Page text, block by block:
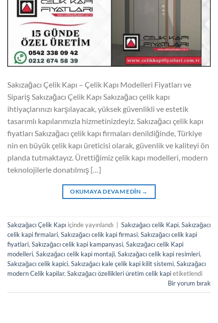
Sakızağacı Çelik Kapı – Çelik Kapı Modelleri Fiyatları ve
Sipariş Sakızağacı Çelik Kapı Sakızağacı çelik kapı
ihtiyaçlarınızı karşılayacak, yüksek güvenlikli ve estetik
tasarımlı kapılarımızla hizmetinizdeyiz. Sakızağacı çelik kapı
fiyatları Sakızağacı çelik kapı firmaları denildiğinde, Türkiye
nin en büyük çelik kapı üreticisi olarak, güvenlik ve kaliteyi ön
planda tutmaktayız. Ürettiğimiz çelik kapı modelleri, modern
teknolojilerle donatılmış […]
OKUMAYA DEVAM EDIN →
Sakızağacı Çelik Kapı içinde yayınlandı Sakızağacı celik Kapi, Sakızağacı
celik kapi firmalari, Sakızağacı celik kapi firmasi, Sakızağacı celik kapi
fiyatlari, Sakızağacı celik kapi kampanyasi, Sakızağacı celik Kapi
modelleri, Sakızağacı celik kapi montaji, Sakızağacı celik kapi resimleri,
Sakızağacı celik kapici, Sakızağacı kale çelik kapi kilit sistemi, Sakızağacı
modern Celik kapilar, Sakızağacı özellikleri üretim celik kapietiketlendi
Bir yorum bırak